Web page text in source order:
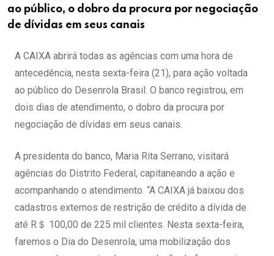
ao público, o dobro da procura por negociação
de dívidas em seus canais
A CAIXA abrirá todas as agências com uma hora de
antecedência, nesta sexta-feira (21), para ação voltada
ao público do Desenrola Brasil. O banco registrou, em
dois dias de atendimento, o dobro da procura por
negociação de dívidas em seus canais.
A presidenta do banco, Maria Rita Serrano, visitará
agências do Distrito Federal, capitaneando a ação e
acompanhando o atendimento. “A CAIXA já baixou dos
cadastros externos de restrição de crédito a dívida de
até R＄ 100,00 de 225 mil clientes. Nesta sexta-feira,
faremos o Dia do Desenrola, uma mobilização dos